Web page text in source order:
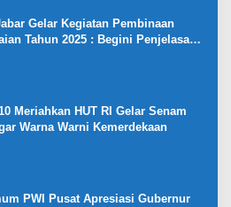
Gelar Kegiatan Pembinaan
Tahun 2025 : Begini Penjelasan
Meriahkan HUT RI Gelar Senam
Warna Warni Kemerdekaan
PWI Pusat Apresiasi Gubernur